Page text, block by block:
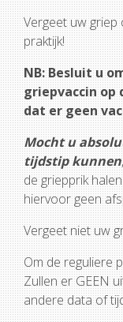
Vergeet uw
praktijk!
NB: Besluit u
griepvaccin op
dat er geen
Mocht u
tijdstip kunnen
de griepprik
hiervoor geen
Vergeet niet uw
Om de reguliere
Zullen er GEEN
andere data of